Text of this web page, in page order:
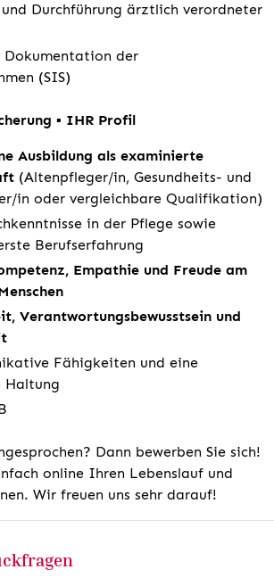
Durchführung ärztlich verordneter
Dokumentation der
(SIS)
▪ IHR Profil
Ausbildung als examinierte
(Altenpfleger/in, Gesundheits- und
in oder vergleichbare Qualifikation)
in der Pflege sowie
Berufserfahrung
Empathie und Freude am
Verantwortungsbewusstsein und
Fähigkeiten und eine
Haltung
Dann bewerben Sie sich!
online Ihren Lebenslauf und
Wir freuen uns sehr darauf!